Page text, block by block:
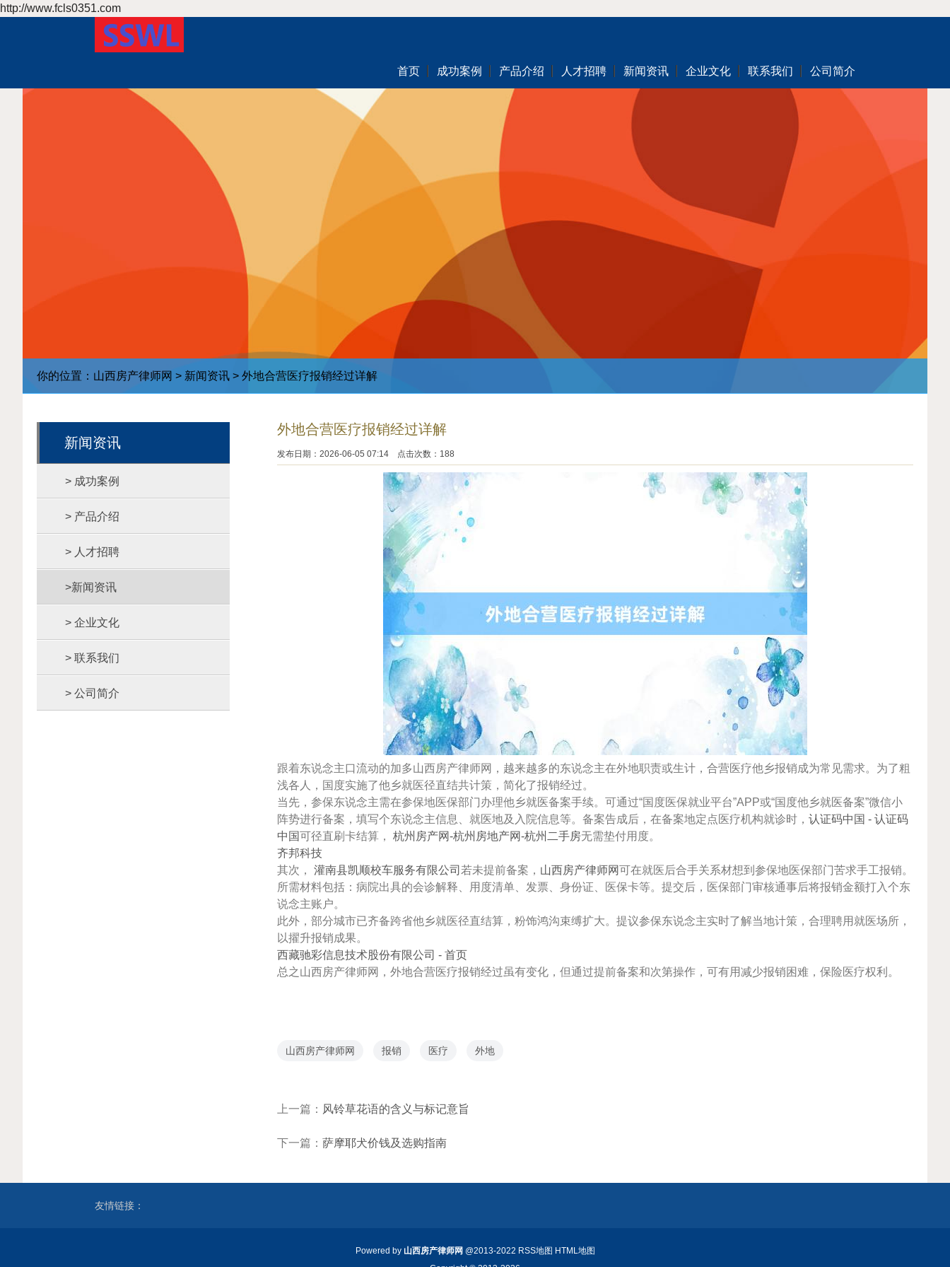
http://www.fcls0351.com
首页 成功案例 产品介绍 人才招聘 新闻资讯 企业文化 联系我们 公司简介
你的位置： 山西房产律师网 > 新闻资讯 > 外地合营医疗报销经过详解
新闻资讯
> 成功案例
> 产品介绍
> 人才招聘
>新闻资讯
> 企业文化
> 联系我们
> 公司简介
外地合营医疗报销经过详解
发布日期：2026-06-05 07:14 点击次数：188
跟着东说念主口流动的加多山西房产律师网，越来越多的东说念主在外地职责或生计，合营医疗他乡报销成为常见需求。为了粗
浅各人，国度实施了他乡就医径直结共计策，简化了报销经过。
当先，参保东说念主需在参保地医保部门办理他乡就医备案手续。可通过“国度医保就业平台”APP或“国度他乡就医备案”微信小
阵势进行备案，填写个东说念主信息、就医地及入院信息等。备案告成后，在备案地定点医疗机构就诊时， 认证码中国 - 认证码
中国可径直刷卡结算， 杭州房产网-杭州房地产网-杭州二手房无需垫付用度。
齐邦科技
其次， 灌南县凯顺校车服务有限公司 若未提前备案， 山西房产律师网可在就医后合手关系材想到参保地医保部门苦求手工报销。
所需材料包括：病院出具的会诊解释、用度清单、发票、身份证、医保卡等。提交后，医保部门审核通事后将报销金额打入个东
说念主账户。
此外，部分城市已齐备跨省他乡就医径直结算，粉饰鸿沟束缚扩大。提议参保东说念主实时了解当地计策，合理聘用就医场所，
以擢升报销成果。
西藏驰彩信息技术股份有限公司 - 首页
总之山西房产律师网，外地合营医疗报销经过虽有变化，但通过提前备案和次第操作，可有用减少报销困难，保险医疗权利。
山西房产律师网 报销 医疗 外地
上一篇： 风铃草花语的含义与标记意旨
下一篇： 萨摩耶犬价钱及选购指南
友情链接：
Powered by 山西房产律师网 @2013-2022 RSS地图 HTML地图